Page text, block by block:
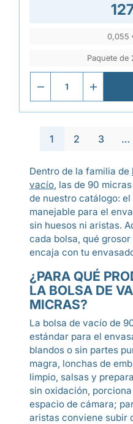
0,055
Paquete de
1 2 3 …
Dentro de la familia de
vacío, las de 90
de nuestro catálogo:
manejable para el
sin huesos ni aristas.
cada bolsa, qué
encaja con tu
¿PARA QUÉ
LA BOLSA DE
MICRAS?
La bolsa de vacío de
estándar para el
blandos o sin partes
magra, lonchas de
limpio, salsas y
sin oxidación,
espacio de cámara;
aristas conviene subir